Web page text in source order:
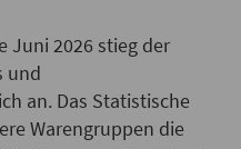
Juni 2026 stieg der
und
an. Das Statistische
Warengruppen die